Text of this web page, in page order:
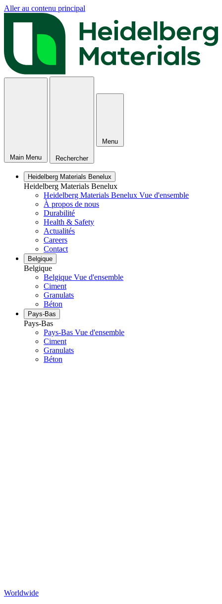
Aller au contenu principal
Main Menu Rechercher
Menu
Heidelberg Materials Benelux
Heidelberg Materials Benelux
Heidelberg Materials Benelux Vue d'ensemble
À propos de nous
Durabilité
Health & Safety
Actualités
Careers
Contact
Belgique
Belgique
Belgique Vue d'ensemble
Ciment
Granulats
Béton
Pays-Bas
Pays-Bas
Pays-Bas Vue d'ensemble
Ciment
Granulats
Béton
Worldwide